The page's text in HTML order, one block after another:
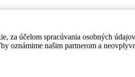
za účelom spracúvania osobných
oznámime našim partnerom a